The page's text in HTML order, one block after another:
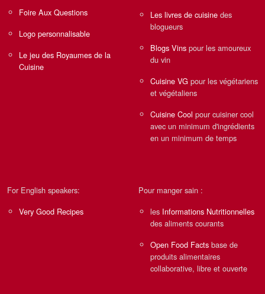
Foire Aux Questions
Logo personnalisable
Le jeu des Royaumes de la
Cuisine
Les livres de cuisine des
blogueurs
Blogs Vins pour les amoureux
du vin
Cuisine VG pour les végétariens
et végétaliens
Cuisine Cool pour cuisiner cool
avec un minimum d'ingrédients
en un minimum de temps
For English speakers:
Very Good Recipes
Pour manger sain :
les Informations Nutritionnelles
des aliments courants
Open Food Facts base de
produits alimentaires
collaborative, libre et ouverte